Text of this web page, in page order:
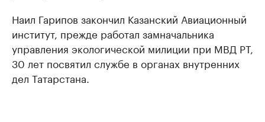
Наил Гарипов закончил Казанский Авиационный
институт, прежде работал замначальника
управления экологической милиции при МВД РТ,
30 лет посвятил службе в органах внутренних
дел Татарстана.